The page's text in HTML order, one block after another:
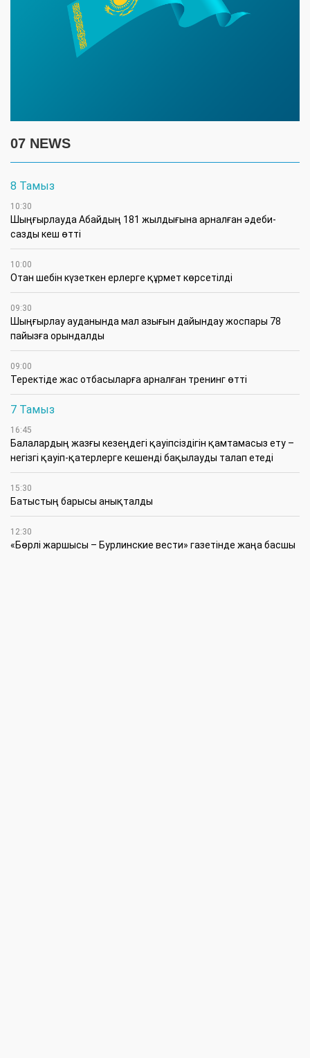
07 NEWS
8 Тамыз
10:30
Шыңғырлауда Абайдың 181 жылдығына арналған әдеби-
сазды кеш өтті
10:00
Отан шебін күзеткен ерлерге құрмет көрсетілді
09:30
​Шыңғырлау ауданында мал азығын дайындау жоспары 78
пайызға орындалды
09:00
​Теректіде жас отбасыларға арналған тренинг өтті
7 Тамыз
16:45
Балалардың жазғы кезеңдегі қауіпсіздігін қамтамасыз ету –
негізгі қауіп-қатерлерге кешенді бақылауды талап етеді
15:30
Батыстың барысы анықталды
12:30
«Бөрлі жаршысы – Бурлинские вести» газетінде жаңа басшы